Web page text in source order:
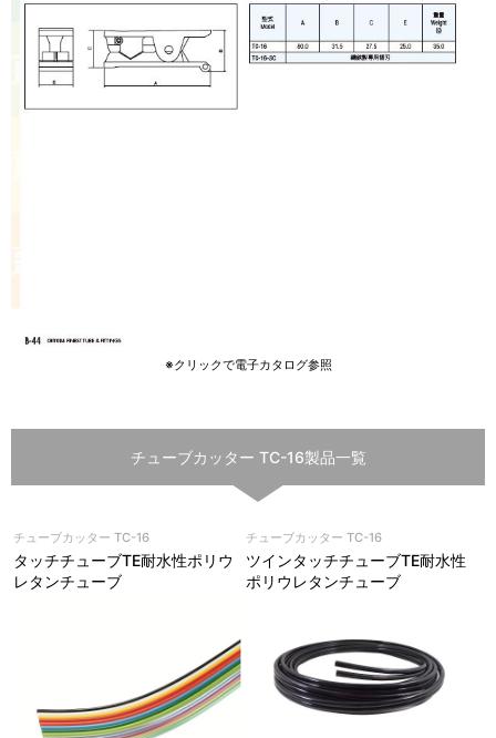
※クリックで電子カタログ参照
チューブカッター TC-16製品一覧
チューブカッター TC-16
タッチチューブTE耐水性ポリウ
レタンチューブ
チューブカッター TC-16
ツインタッチチューブTE耐水性
ポリウレタンチューブ